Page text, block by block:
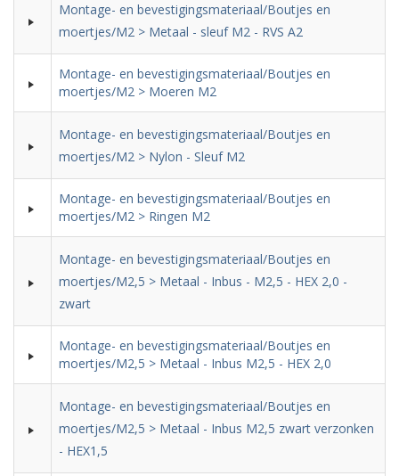
Montage- en bevestigingsmateriaal/Boutjes en
moertjes/M2 > Metaal - sleuf M2 - RVS A2
Montage- en bevestigingsmateriaal/Boutjes en
moertjes/M2 > Moeren M2
Montage- en bevestigingsmateriaal/Boutjes en
moertjes/M2 > Nylon - Sleuf M2
Montage- en bevestigingsmateriaal/Boutjes en
moertjes/M2 > Ringen M2
Montage- en bevestigingsmateriaal/Boutjes en
moertjes/M2,5 > Metaal - Inbus - M2,5 - HEX 2,0 -
zwart
Montage- en bevestigingsmateriaal/Boutjes en
moertjes/M2,5 > Metaal - Inbus M2,5 - HEX 2,0
Montage- en bevestigingsmateriaal/Boutjes en
moertjes/M2,5 > Metaal - Inbus M2,5 zwart verzonken
- HEX1,5